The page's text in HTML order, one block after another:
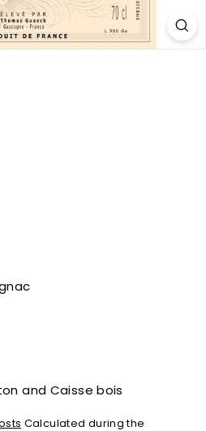
and Caisse bois
Calculated during the